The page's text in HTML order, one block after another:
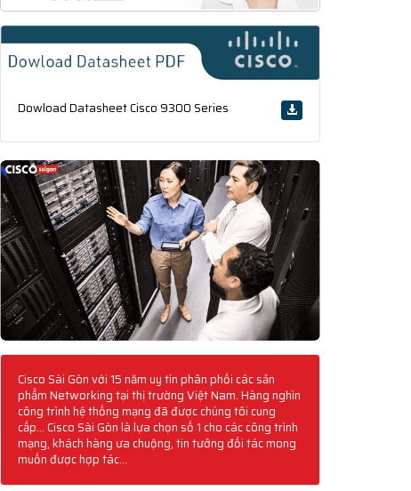
Dowload Datasheet Cisco 9300 Series
Cisco Sài Gòn với 15 năm uy tín phân phối các sản
phẩm Networking tại thị trường Việt Nam. Hàng nghìn
công trình hệ thống mạng đã được chúng tôi cung
cấp... Cisco Sài Gòn là lựa chọn số 1 cho các công trình
mạng, khách hàng ưa chuộng, tin tưởng đối tác mong
muốn được hợp tác...